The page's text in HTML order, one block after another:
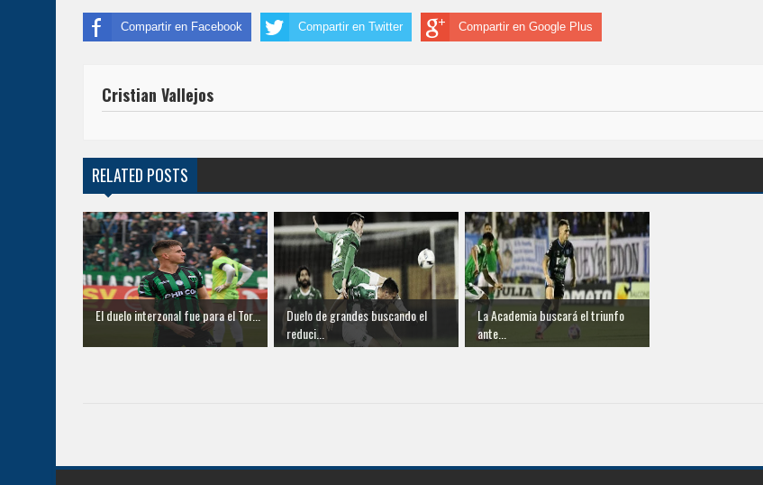
Compartir en Facebook Compartir en Twitter Compartir en Google Plus
Cristian Vallejos
RELATED POSTS
El duelo interzonal fue para el Tor...
Duelo de grandes buscando el
reduci...
La Academia buscará el triunfo
ante...